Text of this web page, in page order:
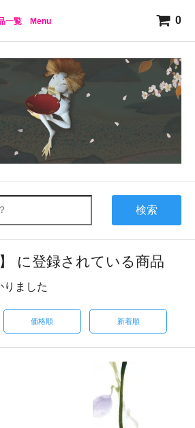
一覧 Menu 0
検索
に登録されている商品
りました
価格順 新着順